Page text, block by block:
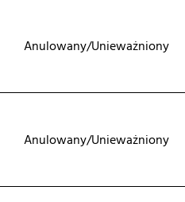
Anulowany/Unieważniony
Anulowany/Unieważniony